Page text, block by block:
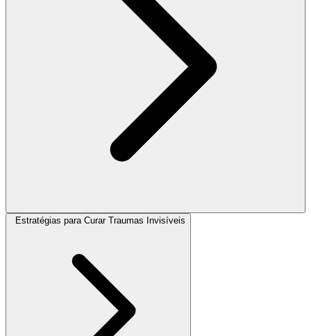
Estratégias para Curar Traumas Invisíveis